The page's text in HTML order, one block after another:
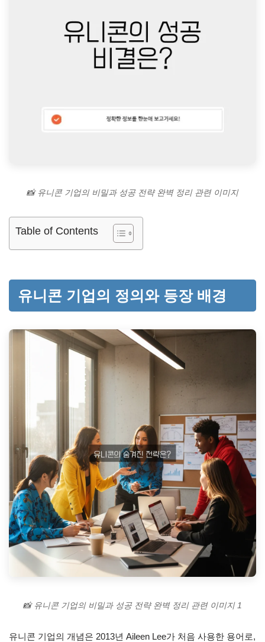
📸 유니콘 기업의 비밀과 성공 전략 완벽 정리 관련 이미지
Table of Contents
유니콘 기업의 정의와 등장 배경
📸 유니콘 기업의 비밀과 성공 전략 완벽 정리 관련 이미지 1
유니콘 기업의 개념은 2013년 Аileen Lee가 처음 사용한 용어로,